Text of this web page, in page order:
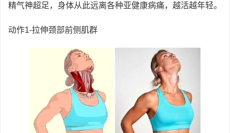
精气神超足，身体从此远离各种亚健康病痛，越活越年轻。
动作1-拉伸颈部前侧肌群